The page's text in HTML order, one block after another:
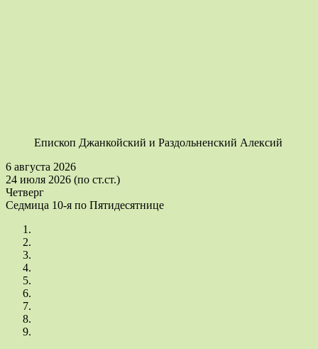
Епископ Джанкойский и Раздольненский Алексий
6 августа 2026
24 июля 2026 (по ст.ст.)
Четверг
Седмица 10-я по Пятидесятнице